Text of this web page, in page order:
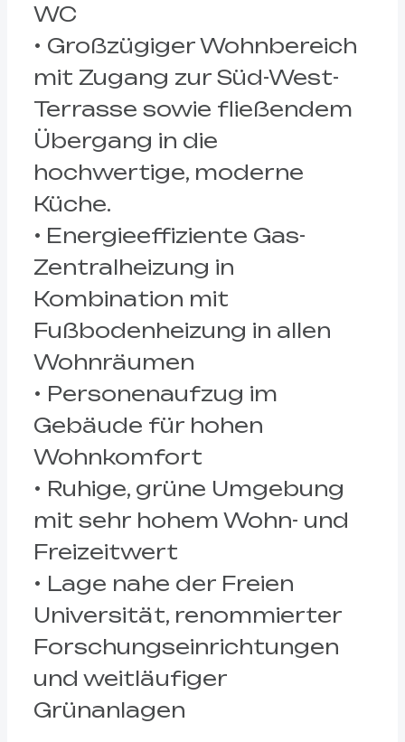
WC
• Großzügiger Wohnbereich
mit Zugang zur Süd-West-
Terrasse sowie fließendem
Übergang in die
hochwertige, moderne
Küche.
• Energieeffiziente Gas-
Zentralheizung in
Kombination mit
Fußbodenheizung in allen
Wohnräumen
• Personenaufzug im
Gebäude für hohen
Wohnkomfort
• Ruhige, grüne Umgebung
mit sehr hohem Wohn- und
Freizeitwert
• Lage nahe der Freien
Universität, renommierter
Forschungseinrichtungen
und weitläufiger
Grünanlagen